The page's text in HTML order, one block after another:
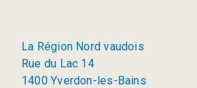
La Région Nord vaudois
Rue du Lac 14
1400 Yverdon-les-Bains